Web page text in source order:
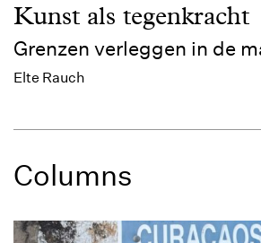
Kunst als tegenkracht
Grenzen verleggen in de
Elte Rauch
Columns